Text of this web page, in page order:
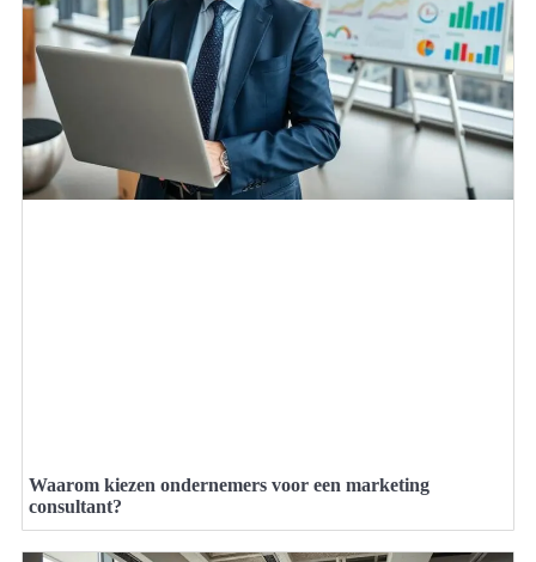
Waarom kiezen ondernemers voor een marketing
consultant?